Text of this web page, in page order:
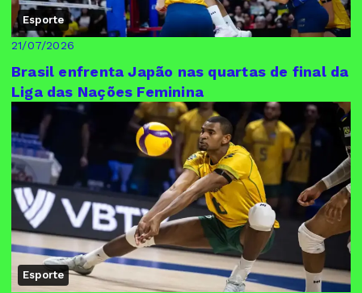
Esporte
21/07/2026
Brasil enfrenta Japão nas quartas de final da
Liga das Nações Feminina
Esporte